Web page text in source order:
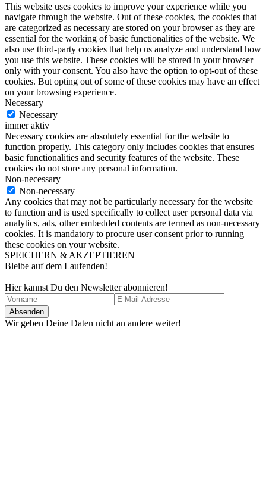
This website uses cookies to improve your experience while you
navigate through the website. Out of these cookies, the cookies that
are categorized as necessary are stored on your browser as they are
essential for the working of basic functionalities of the website. We
also use third-party cookies that help us analyze and understand how
you use this website. These cookies will be stored in your browser
only with your consent. You also have the option to opt-out of these
cookies. But opting out of some of these cookies may have an effect
on your browsing experience.
Necessary
Necessary
immer aktiv
Necessary cookies are absolutely essential for the website to
function properly. This category only includes cookies that ensures
basic functionalities and security features of the website. These
cookies do not store any personal information.
Non-necessary
Non-necessary
Any cookies that may not be particularly necessary for the website
to function and is used specifically to collect user personal data via
analytics, ads, other embedded contents are termed as non-necessary
cookies. It is mandatory to procure user consent prior to running
these cookies on your website.
SPEICHERN & AKZEPTIEREN
Bleibe auf dem Laufenden!
Hier kannst Du den Newsletter abonnieren!
Wir geben Deine Daten nicht an andere weiter!